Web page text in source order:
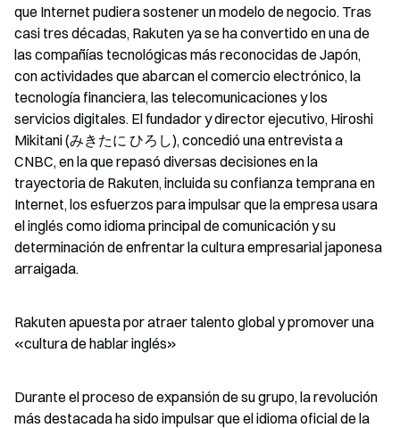
que Internet pudiera sostener un modelo de negocio. Tras
casi tres décadas, Rakuten ya se ha convertido en una de
las compañías tecnológicas más reconocidas de Japón,
con actividades que abarcan el comercio electrónico, la
tecnología financiera, las telecomunicaciones y los
servicios digitales. El fundador y director ejecutivo, Hiroshi
Mikitani (みきたに ひろし), concedió una entrevista a
CNBC, en la que repasó diversas decisiones en la
trayectoria de Rakuten, incluida su confianza temprana en
Internet, los esfuerzos para impulsar que la empresa usara
el inglés como idioma principal de comunicación y su
determinación de enfrentar la cultura empresarial japonesa
arraigada.
Rakuten apuesta por atraer talento global y promover una
«cultura de hablar inglés»
Durante el proceso de expansión de su grupo, la revolución
más destacada ha sido impulsar que el idioma oficial de la